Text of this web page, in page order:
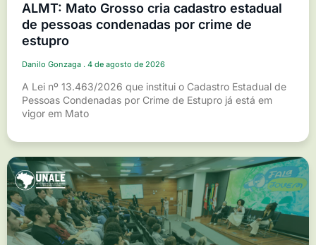
ALMT: Mato Grosso cria cadastro estadual
de pessoas condenadas por crime de
estupro
Danilo Gonzaga 4 de agosto de 2026
A Lei nº 13.463/2026 que institui o Cadastro Estadual de
Pessoas Condenadas por Crime de Estupro já está em
vigor em Mato